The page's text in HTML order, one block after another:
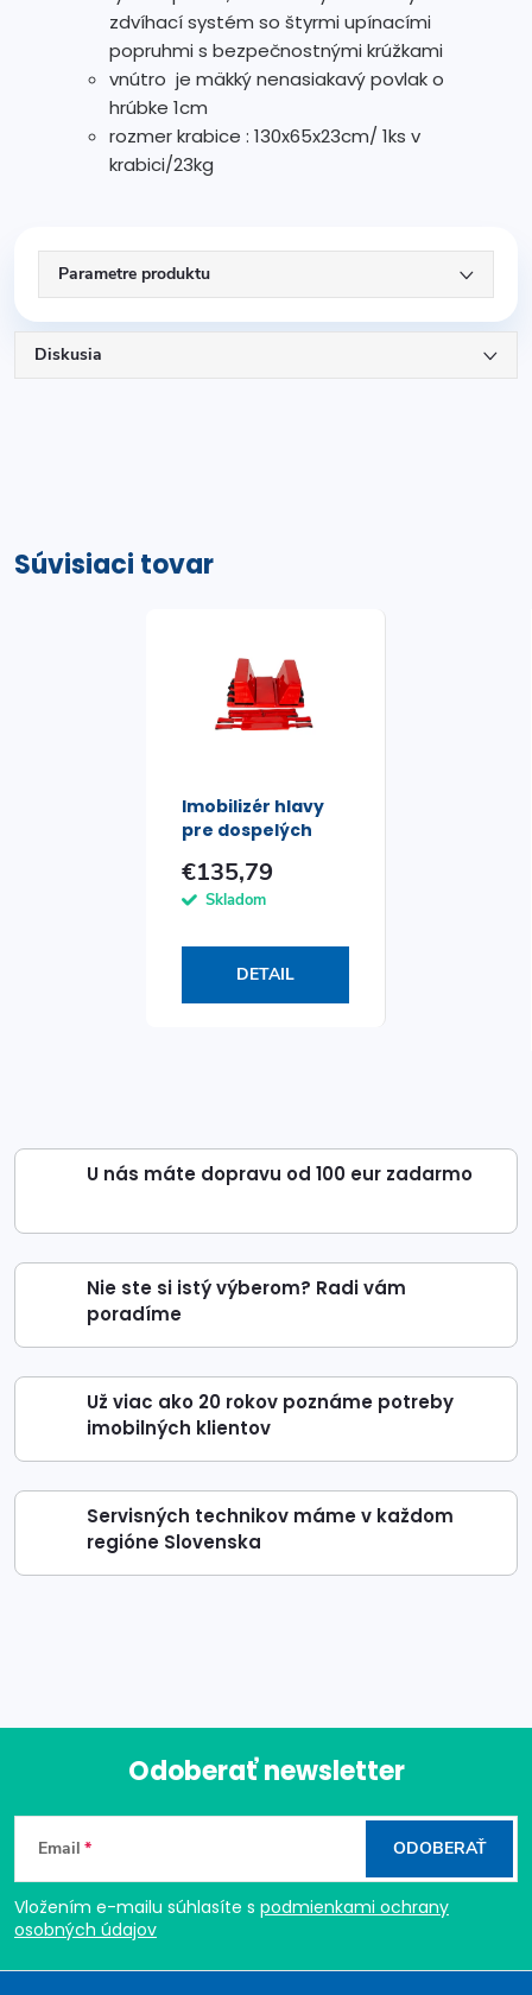
zdvíhací systém so štyrmi upínacími
popruhmi s bezpečnostnými krúžkami
vnútro je mäkký nenasiakavý povlak o
hrúbke 1cm
rozmer krabice : 130x65x23cm/ 1ks v
krabici/23kg
Parametre produktu
Diskusia
Súvisiaci tovar
Imobilizér hlavy
pre dospelých
€135,79
Skladom
DETAIL
U nás máte dopravu od 100 eur zadarmo
Nie ste si istý výberom? Radi vám
poradíme
Už viac ako 20 rokov poznáme potreby
imobilných klientov
Servisných technikov máme v každom
regióne Slovenska
Z
á
p
Odoberať newsletter
Email
Vložením e-mailu súhlasíte s podmienkami ochrany
osobných údajov
ODOBERAŤ